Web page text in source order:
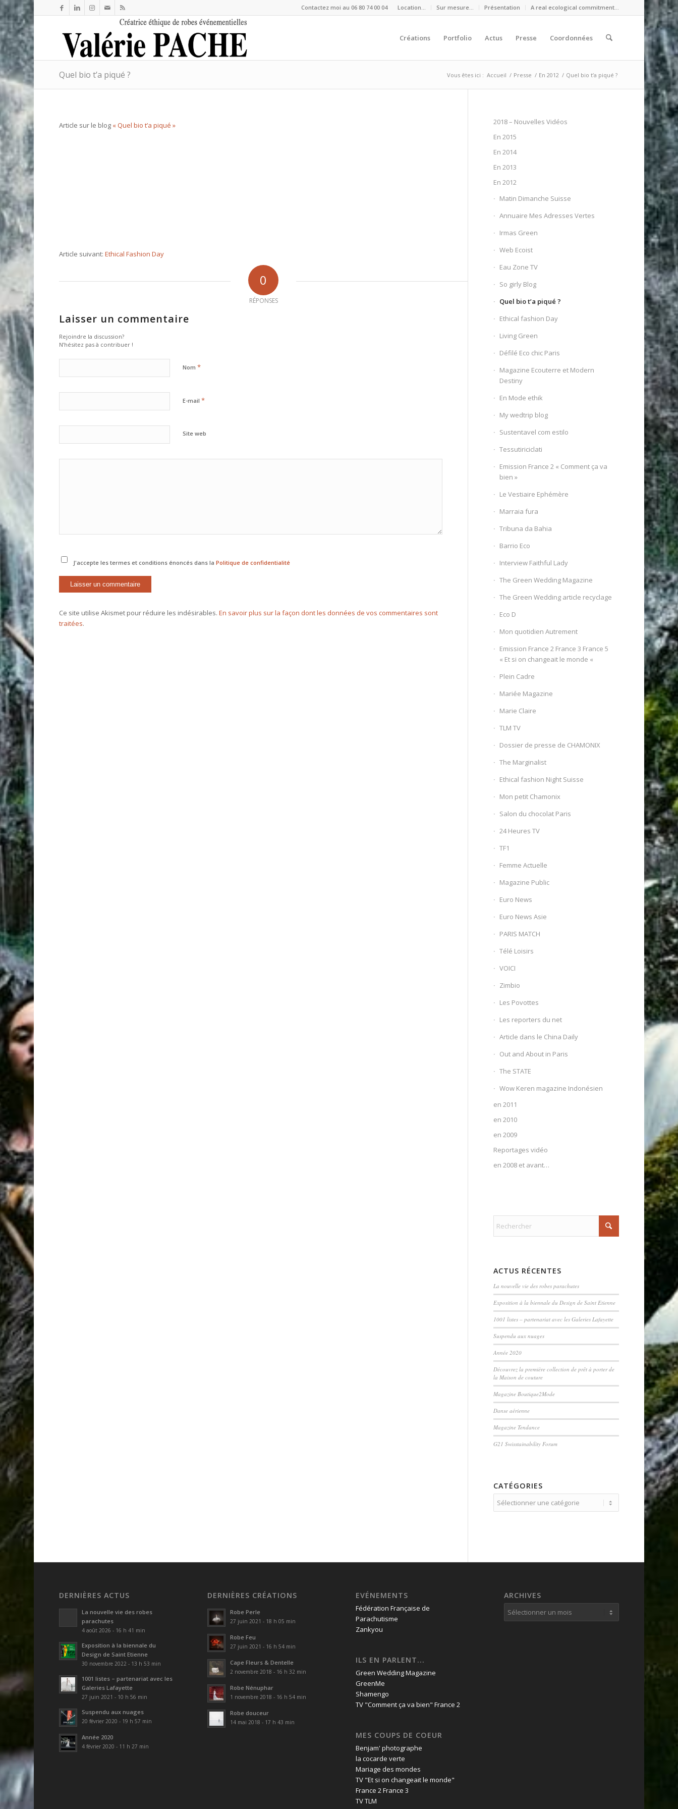
Location… Sur mesure… Présentation A real ecological commitment…
Contactez moi au 06 80 74 00 04
Créations Portfolio Actus Presse Coordonnées
Quel bio t’a piqué ? Vous êtes ici : Accueil / Presse / En 2012 / Quel bio t’a piqué ?
Article sur le blog « Quel bio t’a piqué »
Article suivant:Ethical Fashion Day
0
RÉPONSES
Laisser un commentaire
Rejoindre la discussion?
N’hésitez pas à contribuer !
Nom*
E-mail*
Site web
J'accepte les termes et conditions énoncés dans la Politique de confidentialité
Ce site utilise Akismet pour réduire les indésirables.En savoir plus sur la façon dont les données de vos commentaires sont
traitées.
2018 – Nouvelles Vidéos
En 2015
En 2014
En 2013
En 2012
Matin Dimanche Suisse
Annuaire Mes Adresses Vertes
Irmas Green
Web Ecoist
Eau Zone TV
So girly Blog
Quel bio t’a piqué ?
Ethical fashion Day
Living Green
Défilé Eco chic Paris
Magazine Ecouterre et Modern
Destiny
En Mode ethik
My wedtrip blog
Sustentavel com estilo
Tessutiriciclati
Emission France 2 « Comment ça va
bien »
Le Vestiaire Ephémère
Marraia fura
Tribuna da Bahia
Barrio Eco
Interview Faithful Lady
The Green Wedding Magazine
The Green Wedding article recyclage
Eco D
Mon quotidien Autrement
Emission France 2 France 3 France 5
« Et si on changeait le monde «
Plein Cadre
Mariée Magazine
Marie Claire
TLM TV
Dossier de presse de CHAMONIX
The Marginalist
Ethical fashion Night Suisse
Mon petit Chamonix
Salon du chocolat Paris
24 Heures TV
TF1
Femme Actuelle
Magazine Public
Euro News
Euro News Asie
PARIS MATCH
Télé Loisirs
VOICI
Zimbio
Les Povottes
Les reporters du net
Article dans le China Daily
Out and About in Paris
The STATE
Wow Keren magazine Indonésien
en 2011
en 2010
en 2009
Reportages vidéo
en 2008 et avant…
ACTUS RÉCENTES
La nouvelle vie des robes parachutes
Exposition à la biennale du Design de Saint Etienne
1001 listes – partenariat avec les Galeries Lafayette
Suspendu aux nuages
Année 2020
Découvrez la première collection de prêt à porter de
la Maison de couture
Magazine Boutique2Mode
Danse aérienne
Magazine Tendance
G21 Swisstainability Forum
CATÉGORIES
Catégories
DERNIÈRES ACTUS
La nouvelle vie des robes
parachutes
4 août 2026 - 16 h 41 min
Exposition à la biennale du
Design de Saint Etienne
30 novembre 2022 - 13 h 53 min
1001 listes – partenariat avec les
Galeries Lafayette
27 juin 2021 - 10 h 56 min
Suspendu aux nuages
20 février 2020 - 19 h 57 min
Année 2020
4 février 2020 - 11 h 27 min
DERNIÈRES CRÉATIONS
Robe Perle
27 juin 2021 - 18 h 05 min
Robe Feu
27 juin 2021 - 16 h 54 min
Cape Fleurs & Dentelle
2 novembre 2018 - 16 h 32 min
Robe Nénuphar
1 novembre 2018 - 16 h 54 min
Robe douceur
14 mai 2018 - 17 h 43 min
EVÉNEMENTS
Fédération Française de
Parachutisme
Zankyou
ILS EN PARLENT...
Green Wedding Magazine
GreenMe
Shamengo
TV "Comment ça va bien" France 2
MES COUPS DE COEUR
Benjam' photographe
la cocarde verte
Mariage des mondes
TV "Et si on changeait le monde"
France 2 France 3
TV TLM
ARCHIVES